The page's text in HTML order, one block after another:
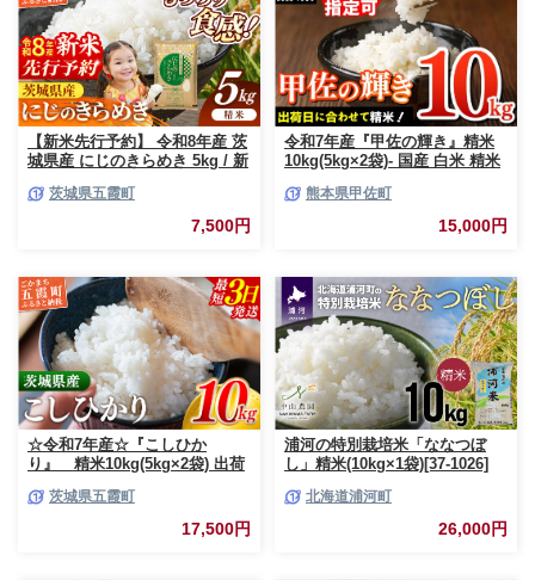
【新米先行予約】 令和8年産 茨
城県産 にじのきらめき 5kg / 新
お米 精米 旨味 安心 美味しい
茨城県五霞町
7,500円
令和7年産『甲佐の輝き』精米
10kg(5kg×2袋)- 国産 白米 精米
あり 厳選 マイスター 生活応援
ひのひかり 森のくまさん おす
すめ 熊本県 甲佐町【価格改定
熊本県甲佐町
15,000円
☆令和7年産☆『こしひか
り』 精米10kg(5kg×2袋) 出荷
米 お米 10kg コメ こめ 人気 銘
柄 家計応援 中山産業 家庭用 茨
城県産 茨城県 五霞町【価格変
茨城県五霞町
17,500円
浦河の特別栽培米「ななつぼ
し」精米(10kg×1袋)[37-1026]
北海道浦河町
26,000円